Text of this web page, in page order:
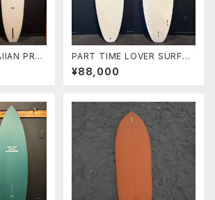
PRO
T 9'6"
ズライダ
PART TIME LOVER SURFB
OARDS 『THE NEIGHBOR』
6’2” HP SHORT
¥88,000